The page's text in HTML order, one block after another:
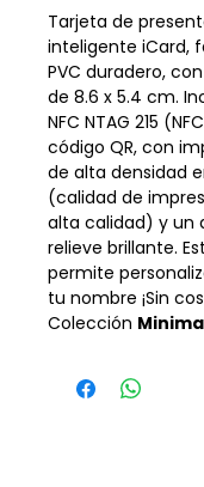
Tarjeta de
inteligente iCard,
PVC duradero,
de 8.6 x 5.4 cm.
NFC NTAG 215
código QR, con
de alta densidad
(calidad de
alta calidad) y un
relieve brillante.
permite
tu nombre ¡Sin
Colección